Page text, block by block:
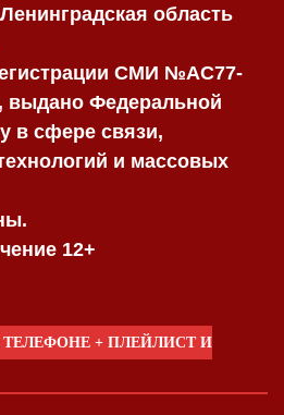
область
СМИ №AC77-
выдано Федеральной
в сфере связи,
и массовых
12+
+ ПЛЕЙЛИСТ И